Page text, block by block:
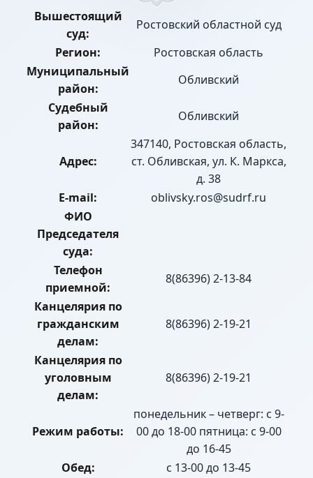
Вышестоящий
суд:
Ростовский областной суд
Регион:
Ростовская область
Муниципальный
район:
Обливский
Судебный
район:
Обливский
Адрес:
347140, Ростовская область,
ст. Обливская, ул. К. Маркса,
д. 38
E-mail:
oblivsky.ros@sudrf.ru
ФИО
Председателя
суда:
Телефон
приемной:
8(86396) 2-13-84
Канцелярия по
гражданским
делам:
8(86396) 2-19-21
Канцелярия по
уголовным
делам:
8(86396) 2-19-21
Режим работы:
понедельник – четверг: с 9-
00 до 18-00 пятница: с 9-00
до 16-45
Обед:
с 13-00 до 13-45